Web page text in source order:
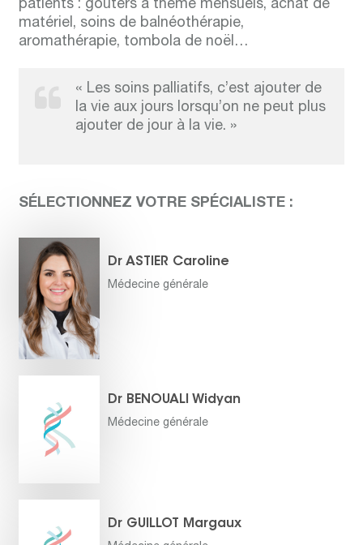
patients : gouters à thème mensuels, achat de
matériel, soins de balnéothérapie,
aromathérapie, tombola de noël…
« Les soins palliatifs, c’est ajouter de
la vie aux jours lorsqu’on ne peut plus
ajouter de jour à la vie. »
SÉLECTIONNEZ VOTRE SPÉCIALISTE :
Dr ASTIER Caroline
Médecine générale
Dr BENOUALI Widyan
Médecine générale
Dr GUILLOT Margaux